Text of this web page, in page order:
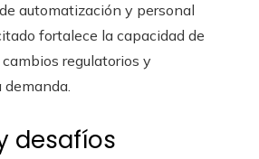
automatización y personal
fortalece la capacidad de
regulatorios y
desafíos